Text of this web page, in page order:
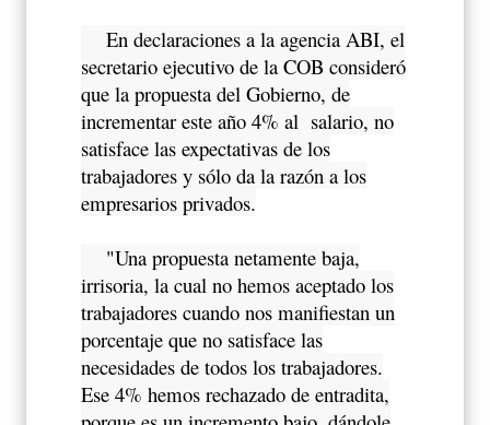
En declaraciones a la agencia ABI, el
secretario ejecutivo de la COB consideró
que la propuesta del Gobierno, de
incrementar este año 4% al salario, no
satisface las expectativas de los
trabajadores y sólo da la razón a los
empresarios privados.
"Una propuesta netamente baja,
irrisoria, la cual no hemos aceptado los
trabajadores cuando nos manifiestan un
porcentaje que no satisface las
necesidades de todos los trabajadores.
Ese 4% hemos rechazado de entradita,